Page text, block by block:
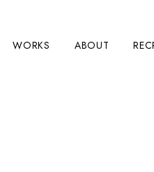
WORKS ABOUT